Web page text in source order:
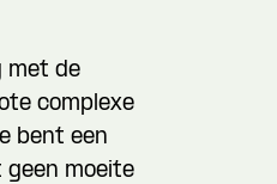
met de
complexe
bent een
moeite